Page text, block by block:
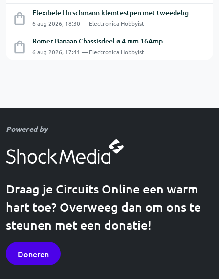
Flexibele Hirschmann klemtestpen met tweedelige klem.
6 aug 2026, 18:30 — Electronica Hobbyist
Romer Banaan Chassisdeel ø 4 mm 16Amp
6 aug 2026, 17:41 — Electronica Hobbyist
Powered by
Draag je Circuits Online een warm
hart toe? Overweeg dan om ons te
steunen met een donatie!
Doneren